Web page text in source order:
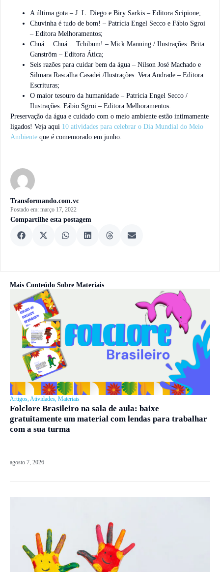
Transformando.com.vc
Postado em: março 17, 2022
Compartilhe esta postagem
A última gota – J. L. Diego e Biry Sarkis – Editora Scipione;
Chuvinha é tudo de bom! – Patrícia Engel Secco e Fábio Sgroi
– Editora Melhoramentos;
Chuá… Chuá… Tchibum! – Mick Manning / Ilustrações: Brita
Ganström – Editora Ática;
Seis razões para cuidar bem da água – Nilson José Machado e
Silmara Rascalha Casadei /Ilustrações: Vera Andrade – Editora
Escrituras;
O maior tesouro da humanidade – Patricia Engel Secco /
Ilustrações: Fábio Sgroi – Editora Melhoramentos.
Preservação da água e cuidado com o meio ambiente estão intimamente
ligados! Veja aqui 10 atividades para celebrar o Dia Mundial do Meio
Ambiente que é comemorado em junho.
Mais Conteúdo Sobre Materiais
Artigos,Atividades, Materiais
Folclore Brasileiro na sala de aula: baixe
gratuitamente um material com lendas para trabalhar
com a sua turma
agosto 7, 2026